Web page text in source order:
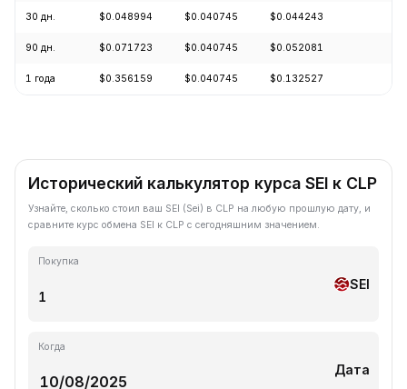
30 дн. $0.048994 $0.040745 $0.044243
90 дн. $0.071723 $0.040745 $0.052081
1 года $0.356159 $0.040745 $0.132527
Исторический калькулятор курса SEI к CLP
Узнайте, сколько стоил ваш SEI (Sei) в CLP на любую прошлую дату, и
сравните курс обмена SEI к CLP с сегодняшним значением.
Покупка
SEI
Когда
Дата